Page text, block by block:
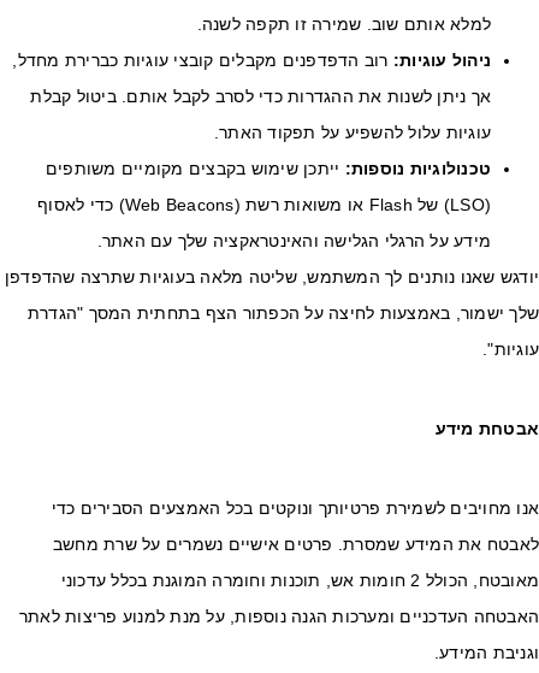
למלא אותם שוב. שמירה זו תקפה לשנה.
ניהול עוגיות:רוב הדפדפנים מקבלים קובצי עוגיות כברירת מחדל,
אך ניתן לשנות את ההגדרות כדי לסרב לקבל אותם. ביטול קבלת
עוגיות עלול להשפיע על תפקוד האתר.
טכנולוגיות נוספות:ייתכן שימוש בקבצים מקומיים משותפים
(LSO) של Flash או משואות רשת (Web Beacons) כדי לאסוף
מידע על הרגלי הגלישה והאינטראקציה שלך עם האתר.
שאנו נותנים לך המשתמש, שליטה מלאה בעוגיות שתרצה שהדפדפן
ישמור, באמצעות לחיצה על הכפתור הצף בתחתית המסך "הגדרת
מידע
מחויבים לשמירת פרטיותך ונוקטים בכל האמצעים הסבירים כדי
את המידע שמסרת. פרטים אישיים נשמרים על שרת מחשב
מאובטח, הכולל 2 חומות אש, תוכנות וחומרה המוגנת בכלל עדכוני
העדכניים ומערכות הגנה נוספות, על מנת למנוע פריצות לאתר
המידע.